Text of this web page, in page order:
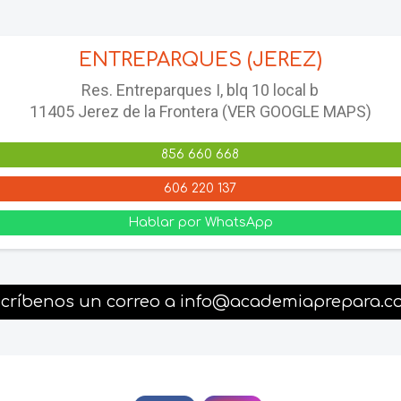
ENTREPARQUES (JEREZ)
Res. Entreparques I, blq 10 local b
11405 Jerez de la Frontera (VER GOOGLE MAPS)
856 660 668
606 220 137
Hablar por WhatsApp
un correo a